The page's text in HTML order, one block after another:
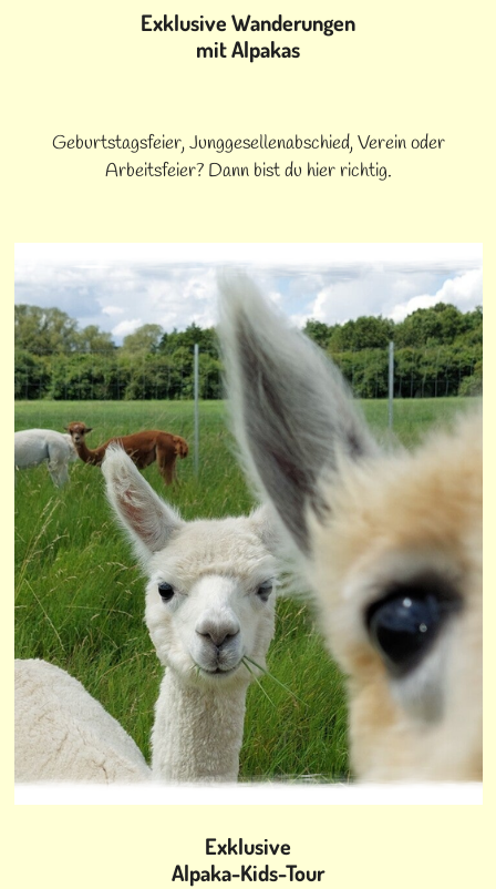
Exklusive Wanderungen
mit Alpakas
Geburtstagsfeier, Junggesellenabschied, Verein oder
Arbeitsfeier? Dann bist du hier richtig.
Exklusive
Alpaka-Kids-Tour